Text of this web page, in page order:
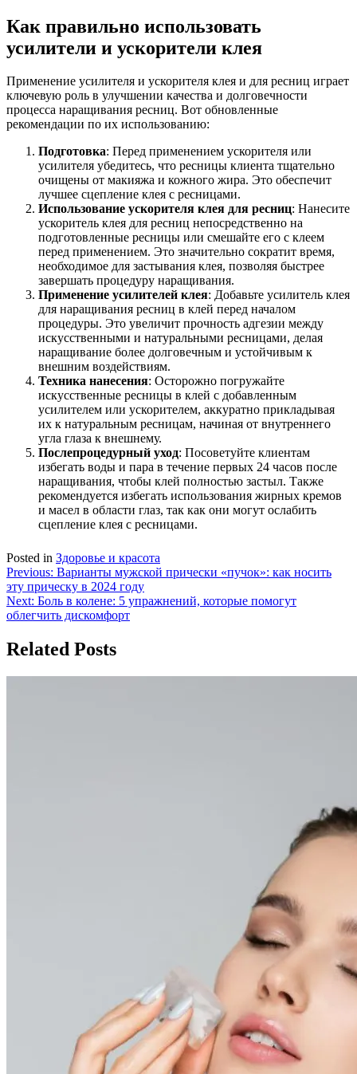
Как правильно использовать
усилители и ускорители клея
Применение усилителя и ускорителя клея и для ресниц играет
ключевую роль в улучшении качества и долговечности
процесса наращивания ресниц. Вот обновленные
рекомендации по их использованию:
Подготовка: Перед применением ускорителя или
усилителя убедитесь, что ресницы клиента тщательно
очищены от макияжа и кожного жира. Это обеспечит
лучшее сцепление клея с ресницами.
Использование ускорителя клея для ресниц: Нанесите
ускоритель клея для ресниц непосредственно на
подготовленные ресницы или смешайте его с клеем
перед применением. Это значительно сократит время,
необходимое для застывания клея, позволяя быстрее
завершать процедуру наращивания.
Применение усилителей клея: Добавьте усилитель клея
для наращивания ресниц в клей перед началом
процедуры. Это увеличит прочность адгезии между
искусственными и натуральными ресницами, делая
наращивание более долговечным и устойчивым к
внешним воздействиям.
Техника нанесения: Осторожно погружайте
искусственные ресницы в клей с добавленным
усилителем или ускорителем, аккуратно прикладывая
их к натуральным ресницам, начиная от внутреннего
угла глаза к внешнему.
Послепроцедурный уход: Посоветуйте клиентам
избегать воды и пара в течение первых 24 часов после
наращивания, чтобы клей полностью застыл. Также
рекомендуется избегать использования жирных кремов
и масел в области глаз, так как они могут ослабить
сцепление клея с ресницами.
Posted in Здоровье и красота
Навигация
по
записям
Previous: Варианты мужской прически «пучок»: как носить
эту прическу в 2024 году
Next: Боль в колене: 5 упражнений, которые помогут
облегчить дискомфорт
Related Posts